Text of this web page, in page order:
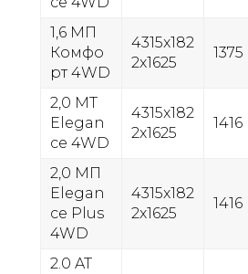
1,6 МП
Комфо
рт 4WD
4315x182
2x1625
1375
2,0 МТ
Elegan
ce 4WD
4315x182
2x1625
1416
2,0 МП
Elegan
ce Plus
4WD
4315x182
2x1625
1416
2.0 AT